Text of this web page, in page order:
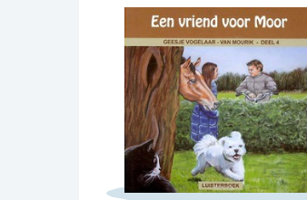
Bijbelstudie
Geloof, duurzaamheid
en mileu
Benodigdheden voor
kerken
Christelijke spellen
Christelijke stripboeken
Schrijf hieronder je review!
Sterren
Naam *
E-mail *
Titel *
Bericht *